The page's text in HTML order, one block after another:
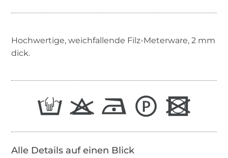
Hochwertige, weichfallende Filz-Meterware, 2 mm
dick.
Alle Details auf einen Blick